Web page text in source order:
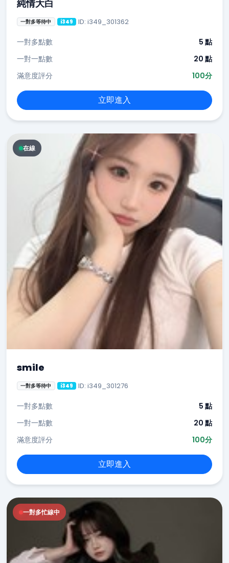
純情大白
一對多等待中 i349 ID: i349_301362
一對多點數
5 點
一對一點數
20 點
滿意度評分
100分
立即進入
在線
smile
一對多等待中 i349 ID: i349_301276
一對多點數
5 點
一對一點數
20 點
滿意度評分
100分
立即進入
一對多忙線中